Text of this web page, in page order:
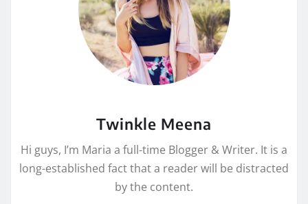
Twinkle Meena
Hi guys, I’m Maria a full-time Blogger & Writer. It is a
long-established fact that a reader will be distracted
by the content.